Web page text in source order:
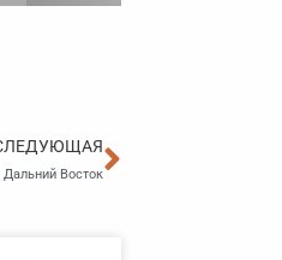
Восток